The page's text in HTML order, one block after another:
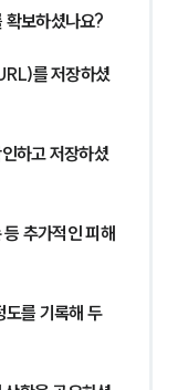
보하셨나요?
를 저장하셨
하고 저장하셨
추가적인 피해
를 기록해 두